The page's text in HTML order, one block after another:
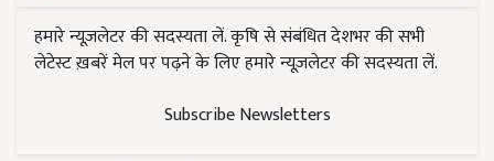
हमारे न्यूज़लेटर की सदस्यता लें. कृषि से संबंधित देशभर की सभी
लेटेस्ट ख़बरें मेल पर पढ़ने के लिए हमारे न्यूज़लेटर की सदस्यता लें.
Subscribe Newsletters